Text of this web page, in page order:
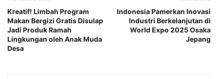
Kreatif! Limbah Program
Makan Bergizi Gratis Disulap
Jadi Produk Ramah
Lingkungan oleh Anak Muda
Desa
Indonesia Pamerkan Inovasi
Industri Berkelanjutan di
World Expo 2025 Osaka
Jepang